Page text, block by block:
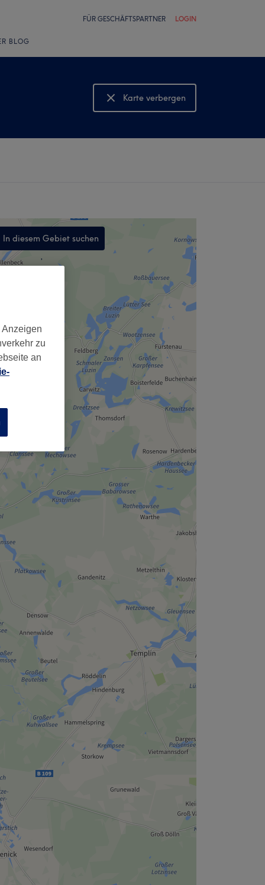
FÜR GESCHÄFTSPARTNER LOGIN
BLOG
Karte verbergen
Karte anzeigen
In diesem Gebiet suchen
,
zu
an